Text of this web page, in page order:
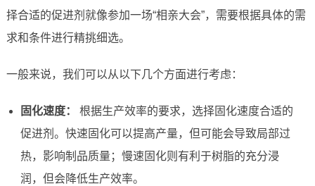
择合适的促进剂就像参加一场“相亲大会”，需要根据具体的需
求和条件进行精挑细选。
一般来说，我们可以从以下几个方面进行考虑：
固化速度：
根据生产效率的要求，选择固化速度合适的
促进剂。快速固化可以提高产量，但可能会导致局部过
热，影响制品质量；慢速固化则有利于树脂的充分浸
润，但会降低生产效率。